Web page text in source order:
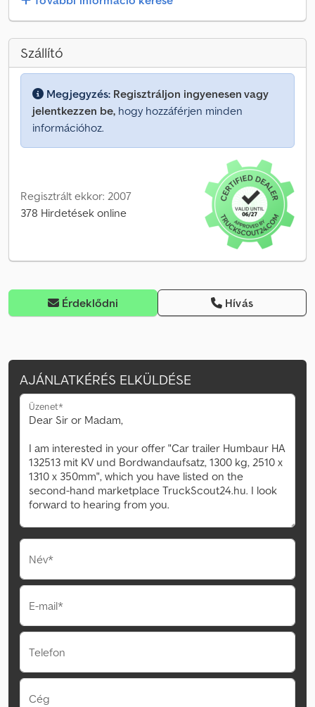
Szállító
Megjegyzés: Regisztráljon ingyenesen vagy
jelentkezzen be, hogy hozzáférjen minden
információhoz.
Regisztrált ekkor: 2007
378 Hirdetések online
Érdeklődni Hívás
AJÁNLATKÉRÉS ELKÜLDÉSE
Üzenet*
Név*
E-mail*
Telefon
Cég